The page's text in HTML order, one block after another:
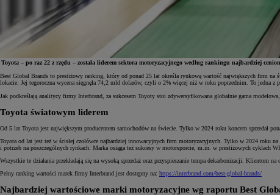
Toyota – po raz 22 z rzędu – została liderem sektora motoryzacyjnego według rankingu najbardziej
Best Global Brands to prestiżowy ranking, który od ponad 25 lat określa rynkową wartość największych firm na
lokacie. Jej tegoroczna wycena sięgnęła 74,2 mld dolarów, czyli o 2% więcej niż w roku poprzednim. To jedna z
Jak podkreślają analitycy firmy Interbrand, za sukcesem Toyoty stoi zdywersyfikowana globalnie gama
Toyota światowym liderem
Od 5 lat Toyota jest największym producentem samochodów na świecie. Tylko w 2024 roku koncern sprzedał
Toyota od lat jest też w ścisłej czołówce najbardziej innowacyjnych firm motoryzacyjnych. Tylko w 2024 roku
i potrzeb na poszczególnych rynkach. Marka osiąga też sukcesy w motorsporcie, m.in. w prestiżowych cyklach
Wszystkie te działania przekładają się na wysoką sprzedaż oraz przyspieszanie tempa dekarbonizacji. Klientom
Pełny ranking wartości marek firmy Interbrand jest dostępny na: https://interbrand.com/best-global-brands/
Najbardziej wartościowe marki motoryzacyjne wg raportu Best